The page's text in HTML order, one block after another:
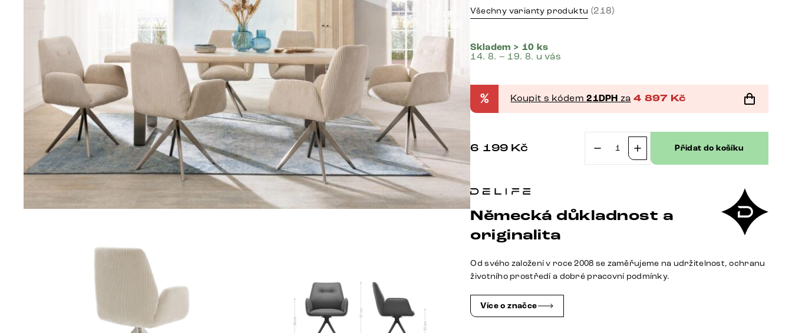
Všechny varianty produktu (218)
Skladem > 10 ks
14. 8. – 19. 8. u vás
% Koupit s kódem21DPH za 4 897 Kč
6 199 Kč
manšestr
podnož
hranatá
Přidat do košíku
Německá důkladnost a
originalita
Od svého založení v roce 2008 se zaměřujeme na udržitelnost, ochranu
životního prostředí a dobré pracovní podmínky.
Více o značce